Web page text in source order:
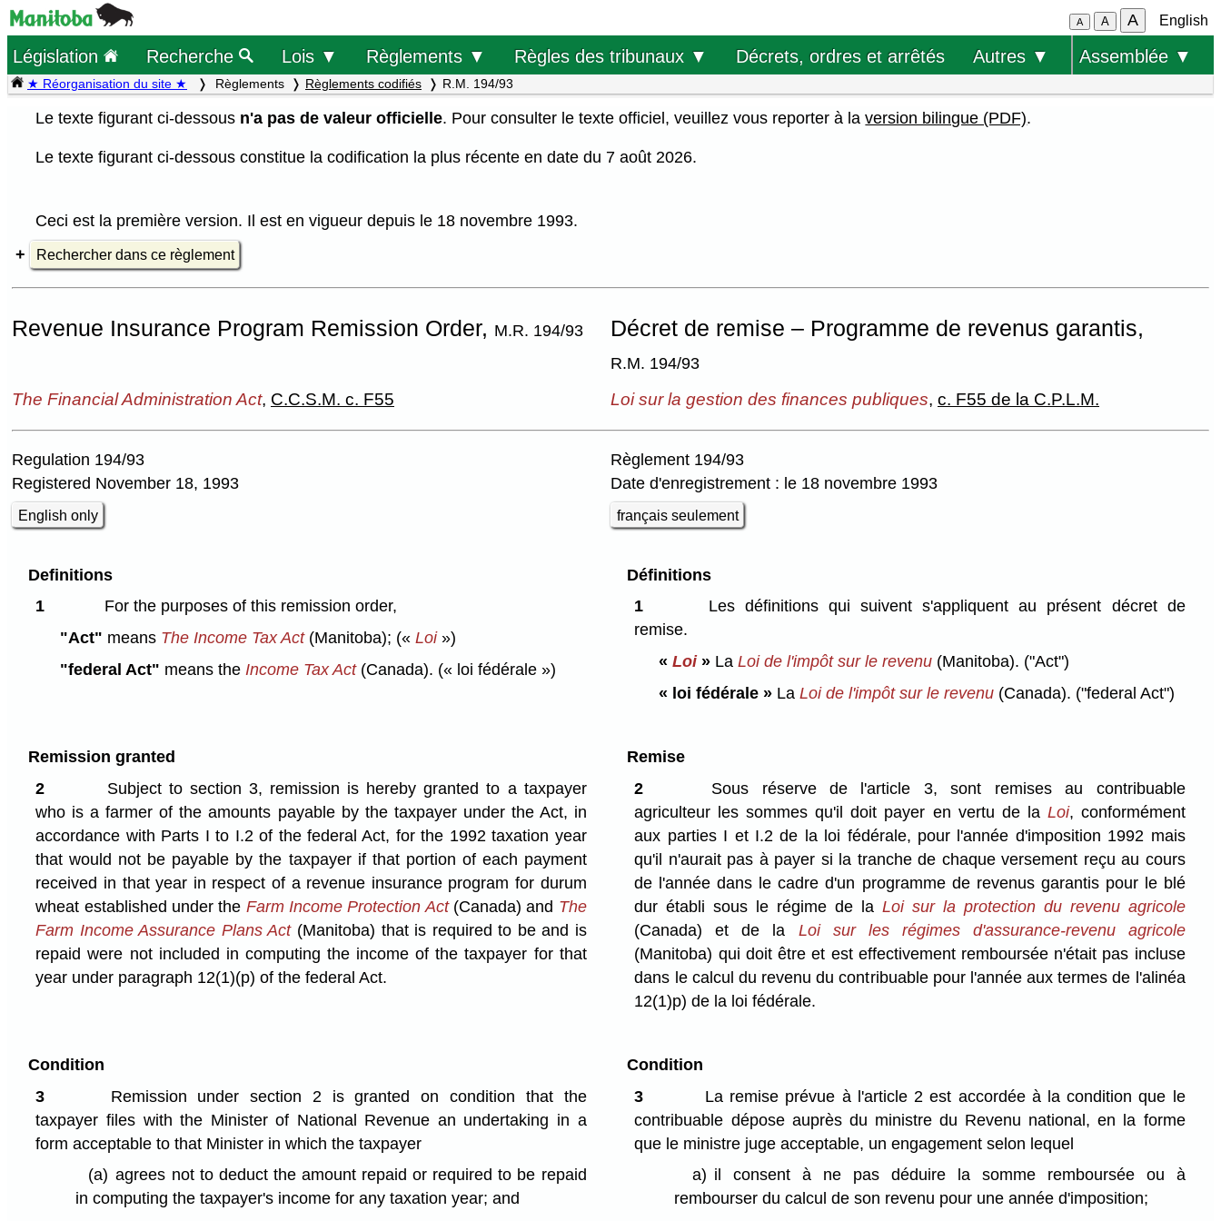
A A A English
Législation Recherche Lois ▼ Règlements ▼ Règles des tribunaux ▼ Décrets, ordres et arrêtés Autres ▼ Assemblée ▼
★ Réorganisation du site ★ Règlements Règlements codifiés R.M. 194/93
Le texte figurant ci-dessous n'a pas de valeur officielle. Pour consulter le texte officiel, veuillez vous reporter à laversion bilingue (PDF).
Le texte figurant ci-dessous constitue la codification la plus récente en date du 7 août 2026.
Ceci est la première version. Il est en vigueur depuis le 18 novembre 1993.
Rechercher dans ce règlement
Revenue Insurance Program Remission Order, M.R. 194/93 Décret de remise – Programme de revenus garantis,
R.M. 194/93
The Financial Administration Act, C.C.S.M. c. F55 Loi sur la gestion des finances publiques, c. F55 de la C.P.L.M.
Regulation 194/93
Registered November 18, 1993
English only
Règlement 194/93
Date d'enregistrement : le 18 novembre 1993
français seulement
Definitions
1
For the purposes of this remission order,
"Act" means The Income Tax Act(Manitoba); («Loi »)
"federal Act" means the Income Tax Act(Canada). (« loi fédérale »)
Définitions
1
Les définitions qui suivent s'appliquent au présent décret de
remise.
« Loi» La Loi de l'impôt sur le revenu(Manitoba). ("Act")
« loi fédérale »La Loi de l'impôt sur le revenu(Canada). ("federal Act")
Remission granted
2
Subject to section 3, remission is hereby granted to a taxpayer
who is a farmer of the amounts payable by the taxpayer under the Act, in
accordance with Parts I to I.2 of the federal Act, for the 1992 taxation year
that would not be payable by the taxpayer if that portion of each payment
received in that year in respect of a revenue insurance program for durum
wheat established under the Farm Income Protection Act(Canada) and The
Farm Income Assurance Plans Act(Manitoba) that is required to be and is
repaid were not included in computing the income of the taxpayer for that
year under paragraph 12(1)⁠(p) of the federal Act.
Remise
2
Sous réserve de l'article 3, sont remises au contribuable
agriculteur les sommes qu'il doit payer en vertu de la Loi, conformément
aux parties I et I.2 de la loi fédérale, pour l'année d'imposition 1992 mais
qu'il n'aurait pas à payer si la tranche de chaque versement reçu au cours
de l'année dans le cadre d'un programme de revenus garantis pour le blé
dur établi sous le régime de la Loi sur la protection du revenu agricole
(Canada) et de la Loi sur les régimes d'assurance-revenu agricole
(Manitoba) qui doit être et est effectivement remboursée n'était pas incluse
dans le calcul du revenu du contribuable pour l'année aux termes de l'alinéa
12(1)p) de la loi fédérale.
Condition
3
Remission under section 2 is granted on condition that the
taxpayer files with the Minister of National Revenue an undertaking in a
form acceptable to that Minister in which the taxpayer
(a) agrees not to deduct the amount repaid or required to be repaid
in computing the taxpayer's income for any taxation year; and
Condition
3
La remise prévue à l'article 2 est accordée à la condition que le
contribuable dépose auprès du ministre du Revenu national, en la forme
que le ministre juge acceptable, un engagement selon lequel
a) il consent à ne pas déduire la somme remboursée ou à
rembourser du calcul de son revenu pour une année d'imposition;